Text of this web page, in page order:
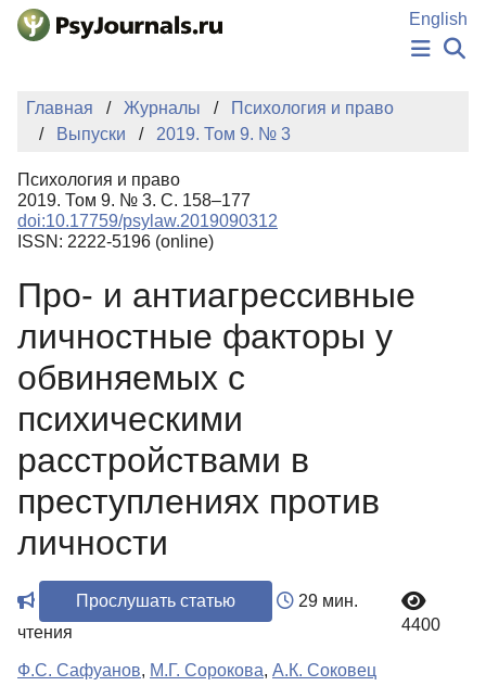
Перейти к основному содержанию
English
НОВОСТИ
ИЗДАНИЯ
ПОДАТЬ РУКОПИСЬ
БАЗА ЗНАНИЙ
КЛЮЧЕВЫЕ СЛОВА
Регистрация
Главная Журналы
Психология и право
Выпуски
2019. Том 9. № 3
Психология и право
2019. Том 9. № 3. С. 158–177
doi:10.17759/psylaw.2019090312
ISSN: 2222-5196 (online)
Про- и антиагрессивные
личностные факторы у
обвиняемых с
психическими
расстройствами в
преступлениях против
личности
Прослушать статью
29 мин.
чтения
4400
Ф.С. Сафуанов, М.Г. Сорокова, А.К. Соковец